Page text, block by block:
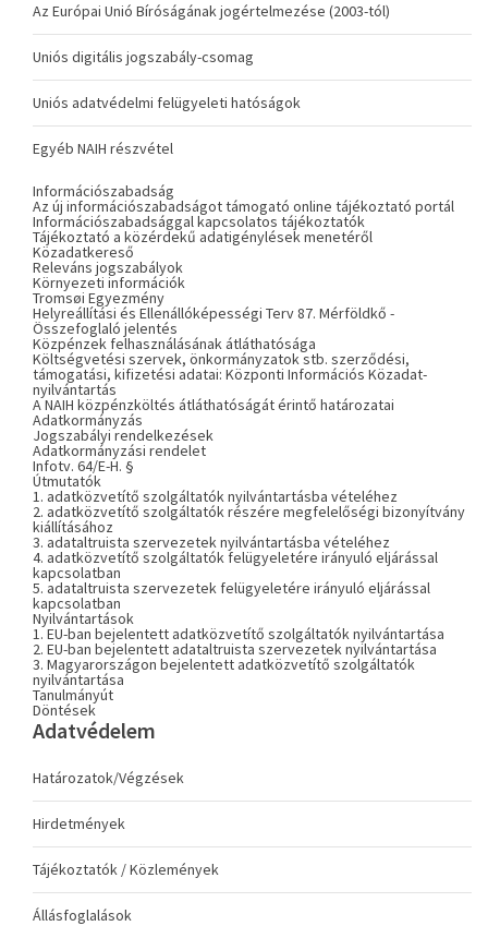
Az Európai Unió Bíróságának jogértelmezése (2003-tól)
Uniós digitális jogszabály-csomag
Uniós adatvédelmi felügyeleti hatóságok
Egyéb NAIH részvétel
Információszabadság
Az új információszabadságot támogató online tájékoztató portál
Információszabadsággal kapcsolatos tájékoztatók
Tájékoztató a közérdekű adatigénylések menetéről
Közadatkereső
Releváns jogszabályok
Környezeti információk
Tromsøi Egyezmény
Helyreállítási és Ellenállóképességi Terv 87. Mérföldkő -
Összefoglaló jelentés
Közpénzek felhasználásának átláthatósága
Költségvetési szervek, önkormányzatok stb. szerződési,
támogatási, kifizetési adatai: Központi Információs Közadat-
nyilvántartás
A NAIH közpénzköltés átláthatóságát érintő határozatai
Adatkormányzás
Jogszabályi rendelkezések
Adatkormányzási rendelet
Infotv. 64/E-H. §
Útmutatók
1. adatközvetítő szolgáltatók nyilvántartásba vételéhez
2. adatközvetítő szolgáltatók részére megfelelőségi bizonyítvány
kiállításához
3. adataltruista szervezetek nyilvántartásba vételéhez
4. adatközvetítő szolgáltatók felügyeletére irányuló eljárással
kapcsolatban
5. adataltruista szervezetek felügyeletére irányuló eljárással
kapcsolatban
Nyilvántartások
1. EU-ban bejelentett adatközvetítő szolgáltatók nyilvántartása
2. EU-ban bejelentett adataltruista szervezetek nyilvántartása
3. Magyarországon bejelentett adatközvetítő szolgáltatók
nyilvántartása
Tanulmányút
Döntések
Adatvédelem
Határozatok/Végzések
Hirdetmények
Tájékoztatók / Közlemények
Állásfoglalások